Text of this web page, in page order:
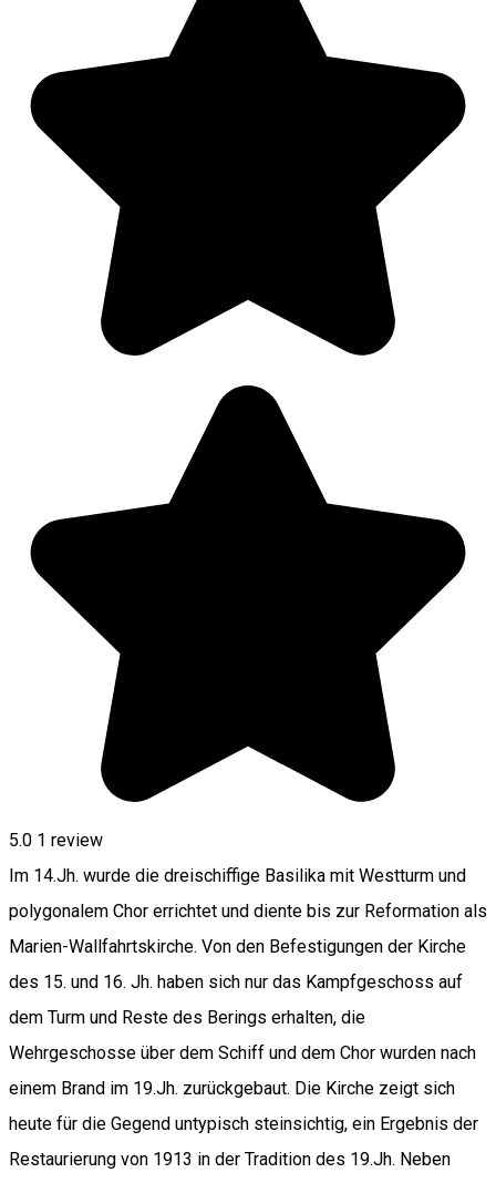
5.0 1 review
Im 14.Jh. wurde die dreischiffige Basilika mit Westturm und
polygonalem Chor errichtet und diente bis zur Reformation als
Marien-Wallfahrtskirche. Von den Befestigungen der Kirche
des 15. und 16. Jh. haben sich nur das Kampfgeschoss auf
dem Turm und Reste des Berings erhalten, die
Wehrgeschosse über dem Schiff und dem Chor wurden nach
einem Brand im 19.Jh. zurückgebaut. Die Kirche zeigt sich
heute für die Gegend untypisch steinsichtig, ein Ergebnis der
Restaurierung von 1913 in der Tradition des 19.Jh. Neben